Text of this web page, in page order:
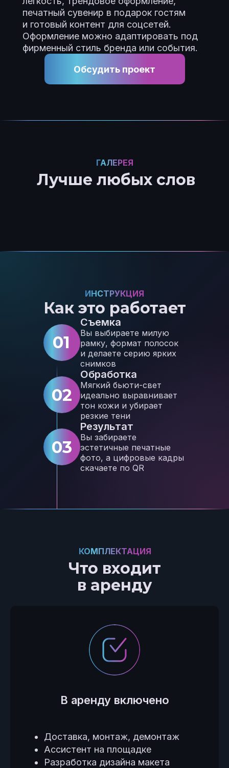
печатный сувенир в подарок гостям
и готовый контент для соцсетей.
Оформление можно адаптировать под
фирменный стиль бренда или события.
Обсудить проект
Лучше любых слов
ГАЛЕРЕЯ
ИНСТРУКЦИЯ
Как это работает
01
Съемка
Вы выбираете милую
рамку, формат полосок
и делаете серию ярких
снимков
02
Обработка
Мягкий бьюти-свет
идеально выравнивает
тон кожи и убирает
резкие тени
03
Результат
Вы забираете
эстетичные печатные
фото, а цифровые кадры
скачаете по QR
Что входит
в аренду
КОМПЛЕКТАЦИЯ
В аренду включено
Доставка, монтаж, демонтаж
Ассистент на площадке
Разработка дизайна макета